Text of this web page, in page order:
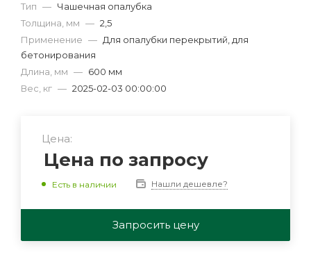
Тип — Чашечная опалубка
Толщина, мм — 2,5
Применение — Для опалубки перекрытий, для
бетонирования
Длина, мм — 600 мм
Вес, кг — 2025-02-03 00:00:00
Цена:
Цена по запросу
Есть в наличии Нашли дешевле?
Запросить цену